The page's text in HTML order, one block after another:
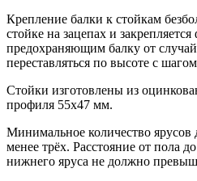
Крепление балки к стойкам
стойке на зацепах и
предохраняющим балку от
переставляться по высоте с
Стойки изготовлены из
профиля 55х47 мм.
Минимальное количество ярусов
менее трёх. Расстояние от пола
нижнего яруса не должно